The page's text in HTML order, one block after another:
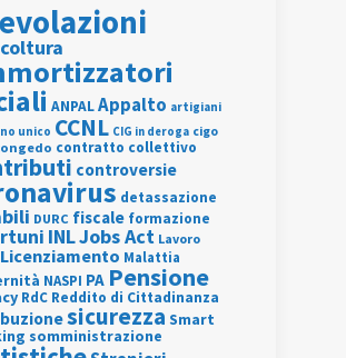
ANPALAppalto artigiani
unico CCNL CIG in deroga cigo
contratto collettivo
controversie
detassazione
DURC fiscale formazione
INLJobs Act Lavoro
Licenziamento Malattia
NASPI PA Pensione
RdC Reddito di Cittadinanza
sicurezza Smart
somministrazione